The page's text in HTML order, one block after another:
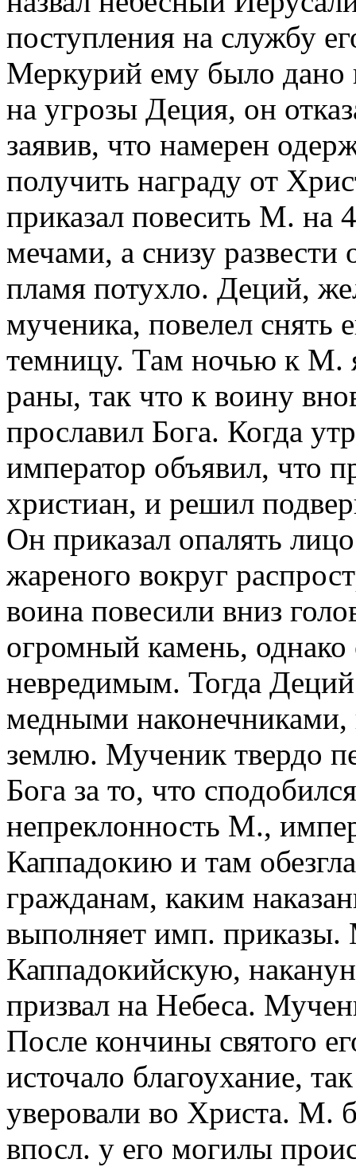
поступления на службу
Меркурий ему было
на угрозы Деция, он
заявив, что намерен
получить награду от
приказал повесить М. на
мечами, а снизу развести
пламя потухло. Деций,
мученика, повелел снять
темницу. Там ночью к М.
раны, так что к воину
прославил Бога. Когда
император объявил, что
христиан, и решил
Он приказал опалять
жареного вокруг
воина повесили вниз
огромный камень,
невредимым. Тогда
медными наконечниками,
землю. Мученик твердо
Бога за то, что
непреклонность М.,
Каппадокию и там
гражданам, каким
выполняет имп.
Каппадокийскую,
призвал на Небеса.
После кончины святого
источало благоухание,
уверовали во Христа. М.
впосл. у его могилы